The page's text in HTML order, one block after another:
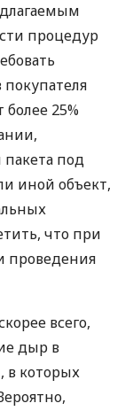
процедур
25%
под
иной объект,
что при
проведения
всего,
дыр в
в которых